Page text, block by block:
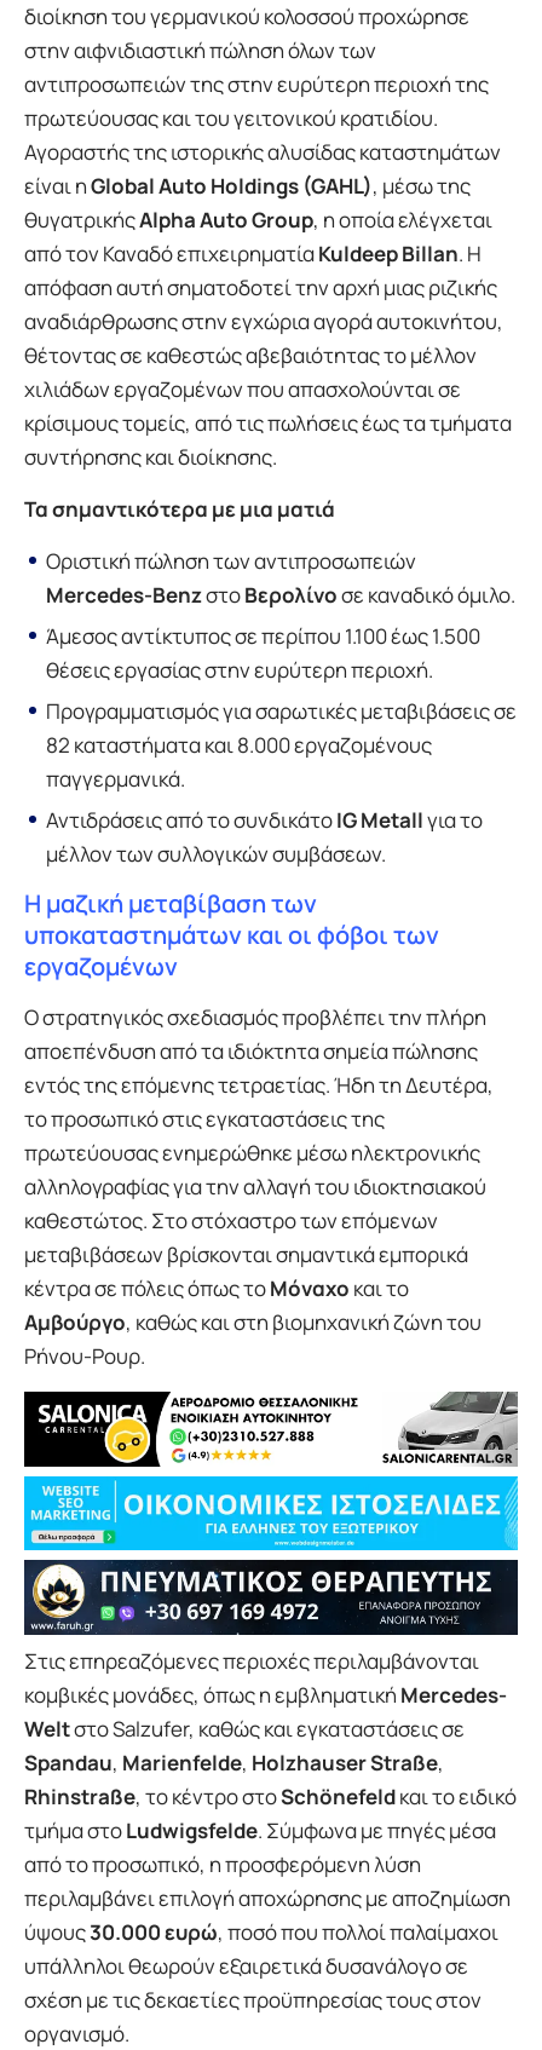
διοίκηση του γερμανικού κολοσσού προχώρησε
στην αιφνιδιαστική πώληση όλων των
αντιπροσωπειών της στην ευρύτερη περιοχή της
πρωτεύουσας και του γειτονικού κρατιδίου.
Αγοραστής της ιστορικής αλυσίδας καταστημάτων
είναι ηGlobal Auto Holdings (GAHL), μέσω της
θυγατρικήςAlpha Auto Group, η οποία ελέγχεται
από τον Καναδό επιχειρηματίαKuldeep Billan. Η
απόφαση αυτή σηματοδοτεί την αρχή μιας ριζικής
αναδιάρθρωσης στην εγχώρια αγορά αυτοκινήτου,
θέτοντας σε καθεστώς αβεβαιότητας το μέλλον
χιλιάδων εργαζομένων που απασχολούνται σε
κρίσιμους τομείς, από τις πωλήσεις έως τα τμήματα
συντήρησης και διοίκησης.
Τα σημαντικότερα με μια ματιά
Οριστική πώληση των αντιπροσωπειών
Mercedes-BenzστοΒερολίνοσε καναδικό όμιλο.
Άμεσος αντίκτυπος σε περίπου 1.100 έως 1.500
θέσεις εργασίας στην ευρύτερη περιοχή.
Προγραμματισμός για σαρωτικές μεταβιβάσεις σε
82 καταστήματα και 8.000 εργαζομένους
παγγερμανικά.
Αντιδράσεις από το συνδικάτοIG Metallγια το
μέλλον των συλλογικών συμβάσεων.
Η μαζική μεταβίβαση των
υποκαταστημάτων και οι φόβοι των
εργαζομένων
Ο στρατηγικός σχεδιασμός προβλέπει την πλήρη
αποεπένδυση από τα ιδιόκτητα σημεία πώλησης
εντός της επόμενης τετραετίας. Ήδη τη Δευτέρα,
το προσωπικό στις εγκαταστάσεις της
πρωτεύουσας ενημερώθηκε μέσω ηλεκτρονικής
αλληλογραφίας για την αλλαγή του ιδιοκτησιακού
καθεστώτος. Στο στόχαστρο των επόμενων
μεταβιβάσεων βρίσκονται σημαντικά εμπορικά
κέντρα σε πόλεις όπως τοΜόναχο και το
Αμβούργο, καθώς και στη βιομηχανική ζώνη του
Ρήνου-Ρουρ.
Στις επηρεαζόμενες περιοχές περιλαμβάνονται
κομβικές μονάδες, όπως η εμβληματική Mercedes-
Weltστο Salzufer, καθώς και εγκαταστάσεις σε
Spandau, Marienfelde, Holzhauser Straße,
Rhinstraße, το κέντρο στοSchönefeldκαι το ειδικό
τμήμα στοLudwigsfelde. Σύμφωνα με πηγές μέσα
από το προσωπικό, η προσφερόμενη λύση
περιλαμβάνει επιλογή αποχώρησης με αποζημίωση
ύψους30.000 ευρώ, ποσό που πολλοί παλαίμαχοι
υπάλληλοι θεωρούν εξαιρετικά δυσανάλογο σε
σχέση με τις δεκαετίες προϋπηρεσίας τους στον
οργανισμό.